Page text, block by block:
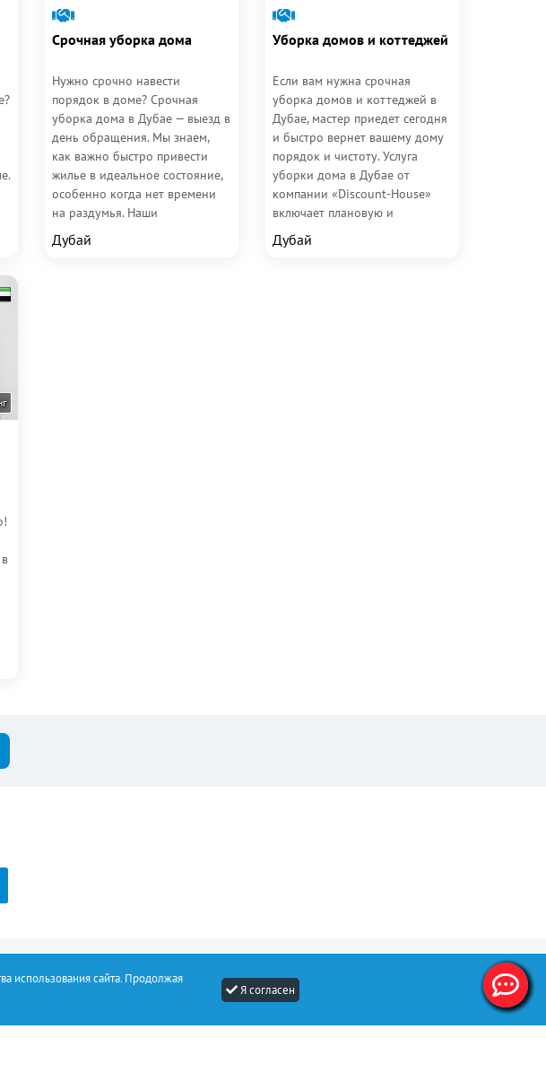
использования сайта. Продолжая
Я согласен
Срочная уборка дома
Нужно срочно навести
порядок в доме? Срочная
уборка дома в Дубае — выезд в
день обращения. Мы знаем,
как важно быстро привести
жилье в идеальное состояние,
особенно когда нет времени
на раздумья. Наши
специалисты уже сегодня могут
быть у...
Дубай
Уборка домов и коттеджей
Если вам нужна срочная
уборка домов и коттеджей в
Дубае, мастер приедет сегодня
и быстро вернет вашему дому
порядок и чистоту. Услуга
уборки дома в Дубае от
компании «Discount-House»
включает плановую и
генеральную уборку, а также...
Дубай